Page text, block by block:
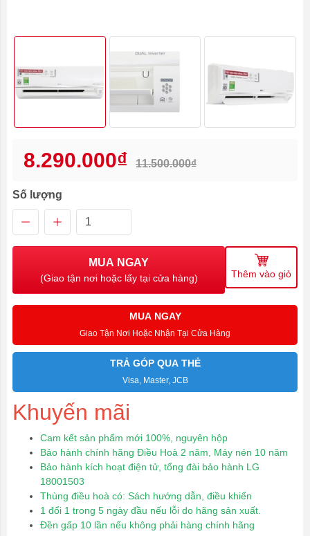
8.290.000₫ 11.500.000₫
Số lượng
MUA NGAY
(Giao tận nơi hoặc lấy tại cửa hàng) Thêm vào giỏ
MUA NGAY
Giao Tận Nơi Hoặc Nhận Tại Cửa Hàng
TRẢ GÓP QUA THẺ
Visa, Master, JCB
Khuyến mãi
Cam kết sản phẩm mới 100%, nguyên hộp
Bảo hành chính hãng Điều Hoà 2 năm, Máy nén 10 năm
Bảo hành kích hoạt điện tử, tổng đài bảo hành LG
18001503
Thùng điều hoà có: Sách hướng dẫn, điều khiển
1 đổi 1 trong 5 ngày đầu nếu lỗi do hãng sản xuất.
Đền gấp 10 lần nếu không phải hàng chính hãng